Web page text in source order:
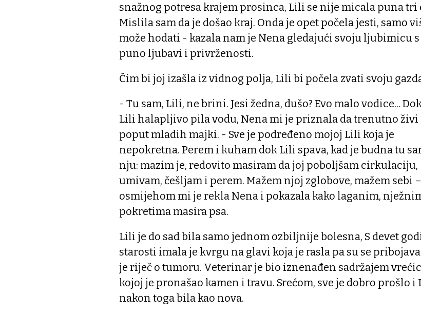
snažnog potresa krajem prosinca, Lili se nije micala puna tri
Mislila sam da je došao kraj. Onda je opet počela jesti, samo
može hodati - kazala nam je Nena gledajući svoju ljubimicu s
puno ljubavi i privrženosti.
Čim bi joj izašla iz vidnog polja, Lili bi počela zvati svoju
- Tu sam, Lili, ne brini. Jesi žedna, dušo? Evo malo vodice...
Lili halapljivo pila vodu, Nena mi je priznala da trenutno živi
poput mladih majki. - Sve je podređeno mojoj Lili koja je
nepokretna. Perem i kuham dok Lili spava, kad je budna tu
nju: mazim je, redovito masiram da joj poboljšam cirkulaciju,
umivam, češljam i perem. Mažem njoj zglobove, mažem sebi
osmijehom mi je rekla Nena i pokazala kako laganim,
pokretima masira psa.
Lili je do sad bila samo jednom ozbiljnije bolesna, S devet
starosti imala je kvrgu na glavi koja je rasla pa su se
je riječ o tumoru. Veterinar je bio iznenađen sadržajem
kojoj je pronašao kamen i travu. Srećom, sve je dobro prošlo i
nakon toga bila kao nova.